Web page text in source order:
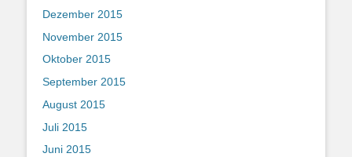
Dezember 2015
November 2015
Oktober 2015
September 2015
August 2015
Juli 2015
Juni 2015